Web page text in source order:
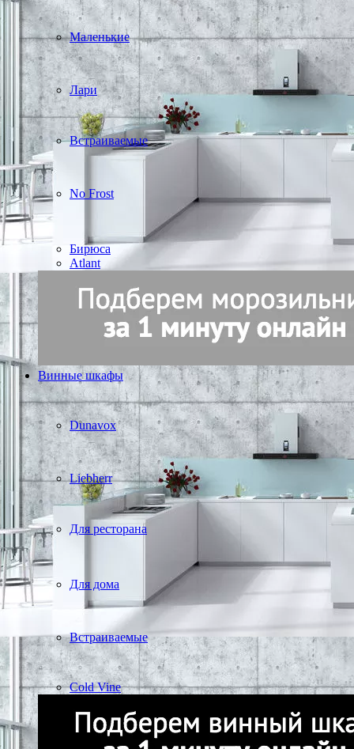
Маленькие
Лари
Встраиваемые
No Frost
Бирюса
Atlant
Винные шкафы
Dunavox
Liebherr
Для ресторана
Для дома
Встраиваемые
Cold Vine